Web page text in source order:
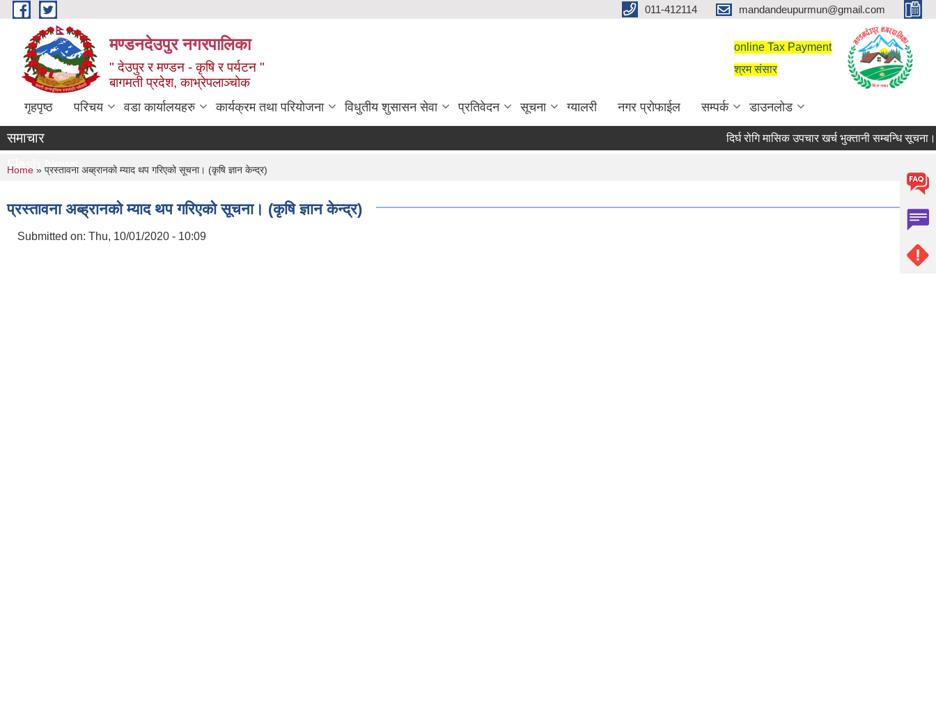
Skip to main content 011-412114 mandandeupurmun@gmail.com
मण्डनदेउपुर नगरपालिका
" देउपुर र मण्डन - कृषि र पर्यटन "
बागमती प्रदेश, काभ्रेपलाञ्चोक
online Tax Payment
श्रम संसार
गृहपृष्ठ परिचय वडा कार्यालयहरु कार्यक्रम तथा परियोजना विधुतीय शुसासन सेवा प्रतिवेदन सूचना ग्यालरी नगर प्रोफाईल सम्पर्क डाउनलोड
समाचार दिर्घ रोगि मासिक उपचार खर्च भुक्तानी सम्बन्धि सूचना।
Flash News
You are here
Home » प्रस्तावना अब्ह्रानको म्याद थप गरिएको सूचना। (कृषि ज्ञान केन्द्र)
प्रस्तावना अब्ह्रानको म्याद थप गरिएको सूचना। (कृषि ज्ञान केन्द्र)
Submitted on: Thu, 10/01/2020 - 10:09